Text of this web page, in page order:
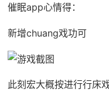
催眠app心情得：
新增chuang戏功可
此刻宏大概按进行行床